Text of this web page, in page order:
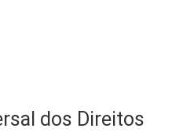
dos Direitos